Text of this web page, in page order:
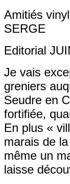
Amitiés
SERGE
Editorial
Je vais
greniers
Seudre en
fortifiée,
En plus «
marais de
même un
laisse